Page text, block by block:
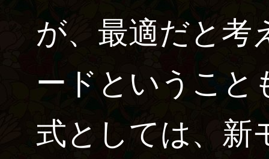
が、最適だと考
ードというこ
式としては、新